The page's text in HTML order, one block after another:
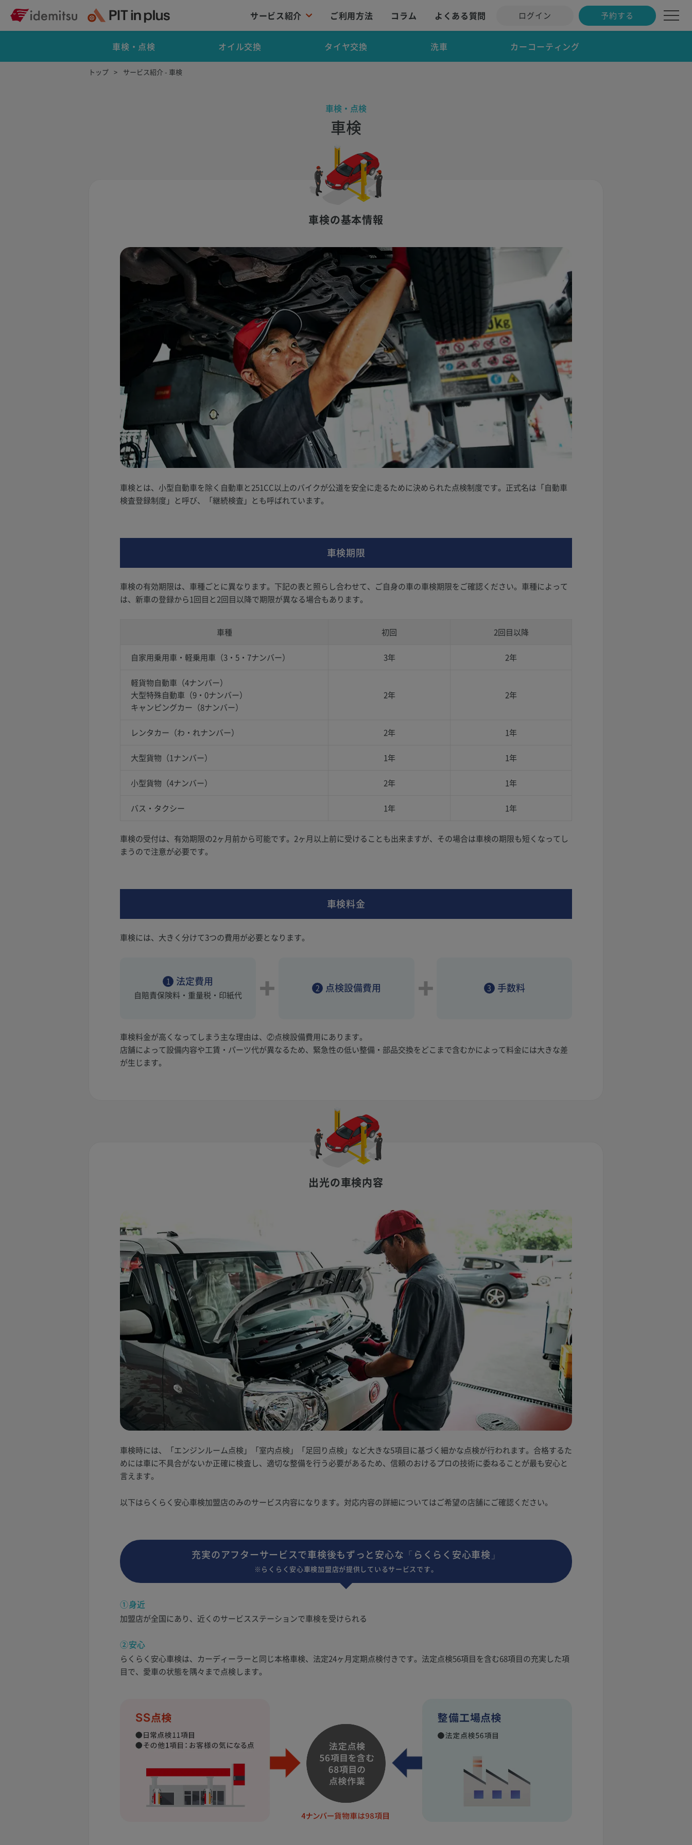
サービス紹介 ご利用方法 コラム よくある質問 ログイン 予約する
車検・点検 オイル交換 タイヤ交換 洗車 カーコーティング
トップ サービス紹介 - 車検
車検・点検
車検
車検の基本情報
車検とは、小型自動車を除く自動車と251CC以上のバイクが公道を安全に走るために決められた点検制度です。正式名は「自動車
検査登録制度」と呼び、「継続検査」とも呼ばれています。
車検期限
車検の有効期限は、車種ごとに異なります。下記の表と照らし合わせて、ご自身の車の車検期限をご確認ください。車種によって
は、新車の登録から1回目と2回目以降で期限が異なる場合もあります。
車種 初回 2回目以降
自家用乗用車・軽乗用車（3・5・7ナンバー） 3年 2年
軽貨物自動車（4ナンバー）
大型特殊自動車（9・0ナンバー）
キャンピングカー（8ナンバー）
2年 2年
レンタカー（わ・れナンバー） 2年 1年
大型貨物（1ナンバー） 1年 1年
小型貨物（4ナンバー） 2年 1年
バス・タクシー 1年 1年
車検の受付は、有効期限の2ヶ月前から可能です。2ヶ月以上前に受けることも出来ますが、その場合は車検の期限も短くなってし
まうので注意が必要です。
車検料金
車検には、大きく分けて3つの費用が必要となります。
1 法定費用
自賠責保険料・重量税・印紙代
2 点検設備費用 3 手数料
車検料金が高くなってしまう主な理由は、②点検設備費用にあります。
店舗によって設備内容や工賃・パーツ代が異なるため、緊急性の低い整備・部品交換をどこまで含むかによって料金には大きな差
が生じます。
出光の車検内容
車検時には、「エンジンルーム点検」「室内点検」「足回り点検」など大きな5項目に基づく細かな点検が行われます。合格するた
めには車に不具合がないか正確に検査し、適切な整備を行う必要があるため、信頼のおけるプロの技術に委ねることが最も安心と
言えます。
以下はらくらく安心車検加盟店のみのサービス内容になります。対応内容の詳細についてはご希望の店舗にご確認ください。
充実のアフターサービスで車検後もずっと安心な「らくらく安心車検」
※らくらく安心車検加盟店が提供しているサービスです。
①身近
加盟店が全国にあり、近くのサービスステーションで車検を受けられる
②安心
らくらく安心車検は、カーディーラーと同じ本格車検、法定24ヶ月定期点検付きです。法定点検56項目を含む68項目の充実した項
目で、愛車の状態を隅々まで点検します。